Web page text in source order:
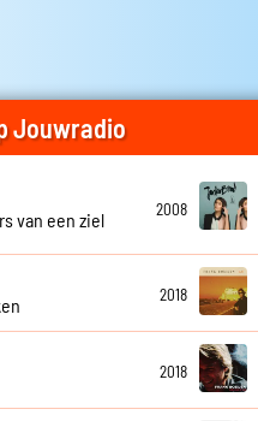
Jouwradio
van een ziel
2008
2018
2018